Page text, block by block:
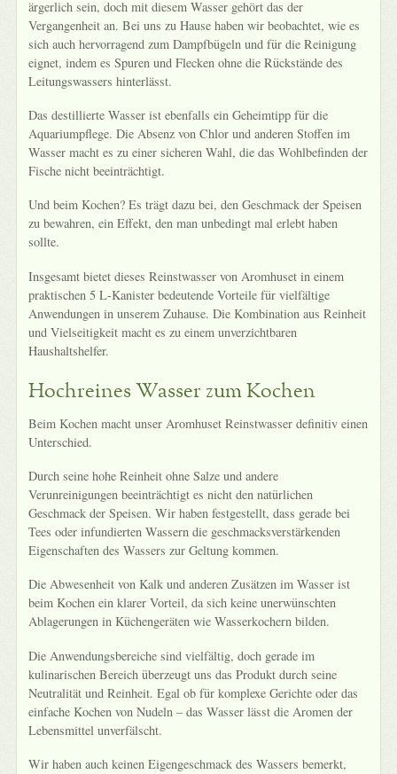
ärgerlich sein, doch mit diesem Wasser gehört das der
Vergangenheit an. Bei uns zu Hause haben wir beobachtet, wie es
sich auch hervorragend zum Dampfbügeln und für die Reinigung
eignet, indem es Spuren und Flecken ohne die Rückstände des
Leitungswassers hinterlässt.
Das destillierte Wasser ist ebenfalls ein Geheimtipp für die
Aquariumpflege. Die Absenz von Chlor und anderen Stoffen im
Wasser macht es zu einer sicheren Wahl, die das Wohlbefinden der
Fische nicht beeinträchtigt.
Und beim Kochen? Es trägt dazu bei, den Geschmack der Speisen
zu bewahren, ein Effekt, den man unbedingt mal erlebt haben
sollte.
Insgesamt bietet dieses Reinstwasser von Aromhuset in einem
praktischen 5 L-Kanister bedeutende Vorteile für vielfältige
Anwendungen in unserem Zuhause. Die Kombination aus Reinheit
und Vielseitigkeit macht es zu einem unverzichtbaren
Haushaltshelfer.
Hochreines Wasser zum Kochen
Beim Kochen macht unser Aromhuset Reinstwasser definitiv einen
Unterschied.
Durch seine hohe Reinheit ohne Salze und andere
Verunreinigungen beeinträchtigt es nicht den natürlichen
Geschmack der Speisen. Wir haben festgestellt, dass gerade bei
Tees oder infundierten Wassern die geschmacksverstärkenden
Eigenschaften des Wassers zur Geltung kommen.
Die Abwesenheit von Kalk und anderen Zusätzen im Wasser ist
beim Kochen ein klarer Vorteil, da sich keine unerwünschten
Ablagerungen in Küchengeräten wie Wasserkochern bilden.
Die Anwendungsbereiche sind vielfältig, doch gerade im
kulinarischen Bereich überzeugt uns das Produkt durch seine
Neutralität und Reinheit. Egal ob für komplexe Gerichte oder das
einfache Kochen von Nudeln – das Wasser lässt die Aromen der
Lebensmittel unverfälscht.
Wir haben auch keinen Eigengeschmack des Wassers bemerkt,